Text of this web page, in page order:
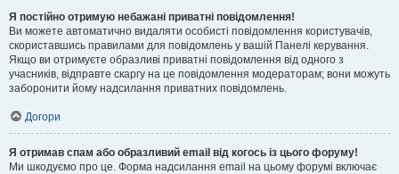
Я постійно отримую небажані приватні повідомлення!
Ви можете автоматично видаляти особисті повідомлення користувачів,
скориставшись правилами для повідомлень у вашій Панелі керування.
Якщо ви отримуєте образливі приватні повідомлення від одного з
учасників, відправте скаргу на це повідомлення модераторам; вони можуть
заборонити йому надсилання приватних повідомлень.
Догори
Я отримав спам або образливий email від когось із цього форуму!
Ми шкодуємо про це. Форма надсилання email на цьому форумі включає